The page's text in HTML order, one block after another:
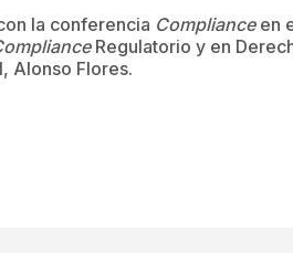
la conferencia Complianceen
Regulatorio y en
Alonso Flores.